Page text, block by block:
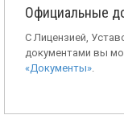
Официальные
С Лицензией,
документами вы
«Документы».